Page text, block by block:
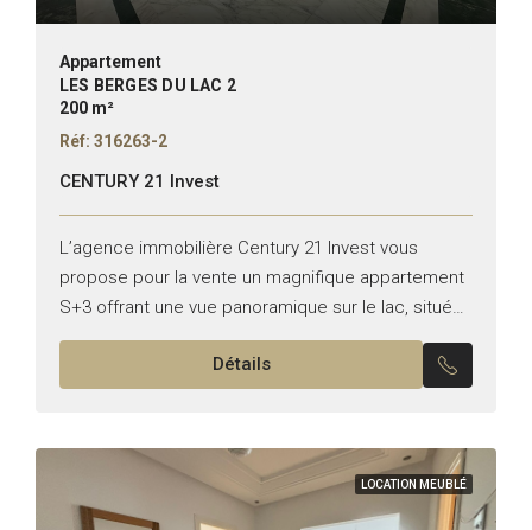
Appartement
LES BERGES DU LAC 2
200 m²
Réf: 316263-2
CENTURY 21 Invest
L’agence immobilière Century 21 Invest vous
propose pour la vente un magnifique appartement
S+3 offrant une vue panoramique sur le lac, situé
aux Berges du Lac 2. Typologie : S+3 Superficie :...
Détails
LOCATION MEUBLÉ